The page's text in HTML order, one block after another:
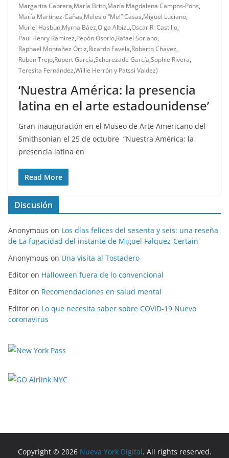
Margarita Cabrera,María Brito,María Magdalena Campos-Pons,
María Martínez-Cañas,Melesio “Mel” Casas,Miguel Luciano,
Muriel Hasbun,Myrna Báez,Olga Albizu,Oscar R. Castillo,
Paul Henry Ramirez,Pepón Osorio,Rafael Soriano,
Raphael Montañez Ortiz,Ricardo Favela,Roberto Chavez,
Ruben Trejo,Rupert García,Scherezade García,Sophie Rivera,
Teresita Fernández,Willie Herrón y Patssi Valdez)
‘Nuestra América: la presencia
latina en el arte estadounidense’
Gran inauguración en el Museo de Arte Americano del
Smithsonian el 25 de octubre “Nuestra América: la
presencia latina en
Read More
Discusión
Anonymous on Los días felices del sesenta y seis: una reseña
de La fugacidad del instante de Miguel Falquez-Certain
Anonymous on Una visita al Tostadero
Editor on Halloween fuera de lo convencional
Editor on Recomendaciones en salud mental
Editor on Lo que necesita saber sobre COVID-19 Nuevo
coronavirus
Copyright © 2026 Nueva York Digital. All rights reserved.